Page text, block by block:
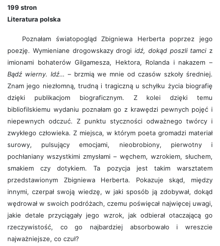
199 stron
Literatura polska
Poznałam światopogląd Zbigniewa Herberta poprzez jego
poezję. Wymieniane drogowskazy drogi idź, dokąd poszli tamci z
imionami bohaterów Gilgamesza, Hektora, Rolanda i nakazem –
Bądź wierny. Idź… – brzmią we mnie od czasów szkoły średniej.
Znam jego niezłomną, trudną i tragiczną u schyłku życia biografię
dzięki publikacjom biograficznym. Z kolei dzięki temu
bibliofilskiemu wydaniu poznałam go z krawędzi pewnych pojęć i
niepewnych odczuć. Z punktu styczności odważnego twórcy i
zwykłego człowieka. Z miejsca, w którym poeta gromadzi materiał
surowy, pulsujący emocjami, nieobrobiony, pierwotny i
pochłaniany wszystkimi zmysłami – węchem, wzrokiem, słuchem,
smakiem czy dotykiem. Ta pozycja jest takim warsztatem
przedstawionym Zbigniewa Herberta. Pokazuje skąd, między
innymi, czerpał swoją wiedzę, w jaki sposób ją zdobywał, dokąd
wędrował w swoich podróżach, czemu poświęcał najwięcej uwagi,
jakie detale przyciągały jego wzrok, jak odbierał otaczającą go
rzeczywistość, co go najbardziej absorbowało i wreszcie
najważniejsze, co czuł?